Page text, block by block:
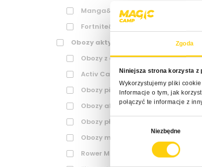
Zgoda
Niniejsza strona korzysta z
Wykorzystujemy pliki
Informacje o tym, jak
połączyć te informacje z
Wybór
Niezbędne
Manga&Anime
Fortnite&Nerf
Obozy aktywne
Obozy z adrenaliną
Activ Camp
Obozy piłkarskie
Obozy akrobatyczne
Obozy pływackie
Obozy multisport
Rower MTB